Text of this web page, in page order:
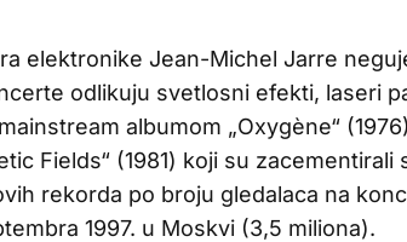
elektronike Jean-Michel Jarre
odlikuju svetlosni efekti, laseri
albumom „Oxygène“
Fields“ (1981) koji su
rekorda po broju gledalaca na
1997. u Moskvi (3,5 miliona).